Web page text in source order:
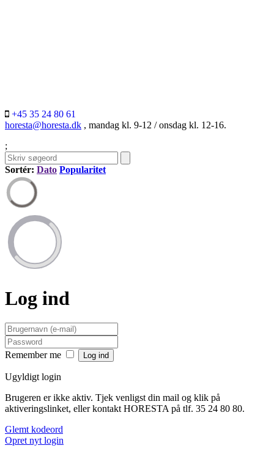
+45 35 24 80 61
horesta@horesta.dk , mandag kl. 9-12 / onsdag kl. 12-16.
;
Sortér: Dato Popularitet
Log ind
Remember me
Ugyldigt login
Brugeren er ikke aktiv. Tjek venligst din mail og klik på
aktiveringslinket, eller kontakt HORESTA på tlf. 35 24 80 80.
Glemt kodeord
Opret nyt login